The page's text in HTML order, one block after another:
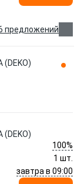
предложений
100%
1 шт.
завтра в 09:00